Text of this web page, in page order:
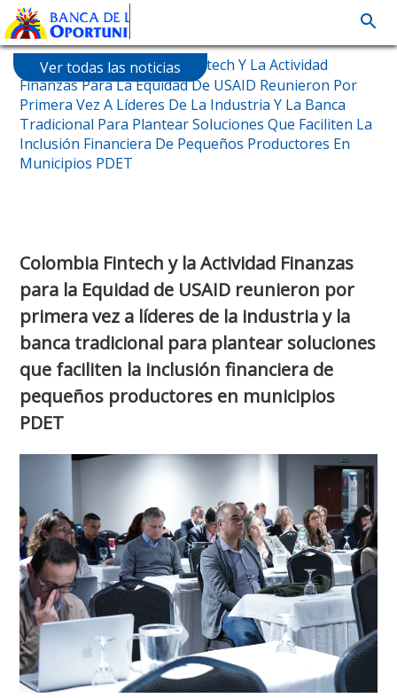
Skip
to
main
content
Ver todas las noticias
Home- Node- Colombia Fintech Y La Actividad
Finanzas Para La Equidad De USAID Reunieron Por
Primera Vez A Líderes De La Industria Y La Banca
Tradicional Para Plantear Soluciones Que Faciliten La
Inclusión Financiera De Pequeños Productores En
Municipios PDET
Colombia Fintech y la Actividad Finanzas
para la Equidad de USAID reunieron por
primera vez a líderes de la industria y la
banca tradicional para plantear soluciones
que faciliten la inclusión financiera de
pequeños productores en municipios
PDET